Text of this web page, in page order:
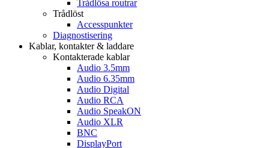
Trådlösa routrar
Trådlöst
Accesspunkter
Diagnostisering
Kablar, kontakter & laddare
Kontakterade kablar
Audio 3.5mm
Audio 6.35mm
Audio Digital
Audio RCA
Audio SpeakON
Audio XLR
BNC
DisplayPort